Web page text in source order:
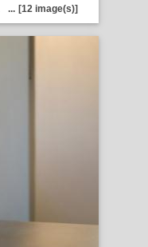
... [12 image(s)]